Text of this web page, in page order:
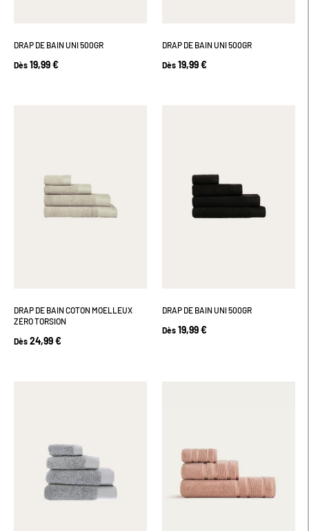
DRAP DE BAIN UNI 500GR
Dès 19,99 €
DRAP DE BAIN UNI 500GR
Dès 19,99 €
DRAP DE BAIN COTON MOELLEUX
ZÉRO TORSION
Dès 24,99 €
DRAP DE BAIN UNI 500GR
Dès 19,99 €